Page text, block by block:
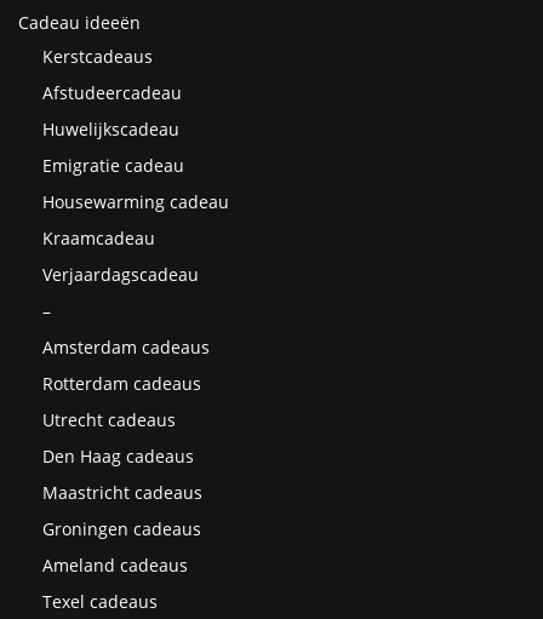
Cadeau ideeën
Kerstcadeaus
Afstudeercadeau
Huwelijkscadeau
Emigratie cadeau
Housewarming cadeau
Kraamcadeau
Verjaardagscadeau
–
Amsterdam cadeaus
Rotterdam cadeaus
Utrecht cadeaus
Den Haag cadeaus
Maastricht cadeaus
Groningen cadeaus
Ameland cadeaus
Texel cadeaus